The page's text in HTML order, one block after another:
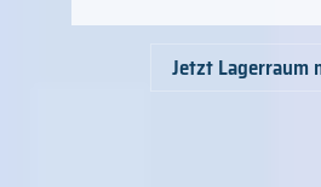
Jetzt Lagerraum